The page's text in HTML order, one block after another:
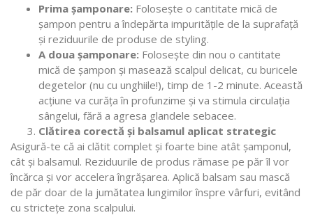
Prima șamponare: Folosește o cantitate mică de
șampon pentru a îndepărta impuritățile de la suprafață
și reziduurile de produse de styling.
A doua șamponare: Folosește din nou o cantitate
mică de șampon și masează scalpul delicat, cu buricele
degetelor (nu cu unghiile!), timp de 1-2 minute. Această
acțiune va curăța în profunzime și va stimula circulația
sângelui, fără a agresa glandele sebacee.
Clătirea corectă și balsamul aplicat strategic
Asigură-te că ai clătit complet și foarte bine atât șamponul,
cât și balsamul. Reziduurile de produs rămase pe păr îl vor
încărca și vor accelera îngrășarea. Aplică balsam sau mască
de păr doar de la jumătatea lungimilor înspre vârfuri, evitând
cu strictețe zona scalpului.